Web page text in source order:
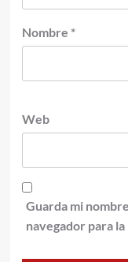
Nombre *
Web
Guarda mi
navegador para